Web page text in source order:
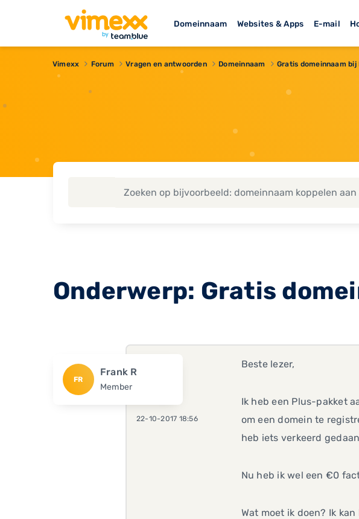
Domeinnaam Websites & Apps E-mail
Vimexx Forum Vragen en antwoorden Domeinnaam Gratis domeinnaam
Onderwerp: Gratis
FR
Frank R
Member
22-10-2017 18:56
Beste lezer,
Ik heb een Plus-pakket
om een domein te
heb iets verkeerd
Nu heb ik wel een €0
Wat moet ik doen? Ik